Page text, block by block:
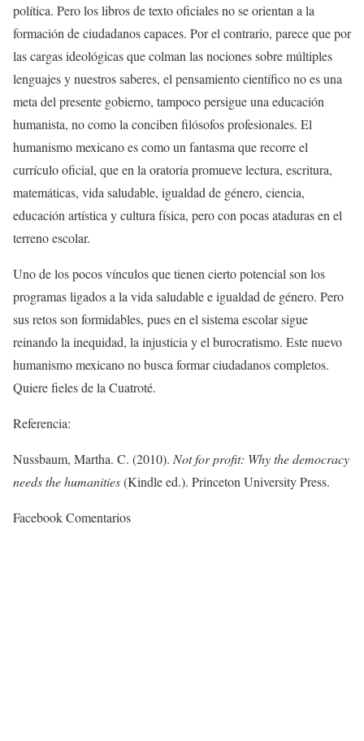
política. Pero los libros de texto oficiales no se orientan a la
formación de ciudadanos capaces. Por el contrario, parece que por
las cargas ideológicas que colman las nociones sobre múltiples
lenguajes y nuestros saberes, el pensamiento científico no es una
meta del presente gobierno, tampoco persigue una educación
humanista, no como la conciben filósofos profesionales. El
humanismo mexicano es como un fantasma que recorre el
currículo oficial, que en la oratoria promueve lectura, escritura,
matemáticas, vida saludable, igualdad de género, ciencia,
educación artística y cultura física, pero con pocas ataduras en el
terreno escolar.
Uno de los pocos vínculos que tienen cierto potencial son los
programas ligados a la vida saludable e igualdad de género. Pero
sus retos son formidables, pues en el sistema escolar sigue
reinando la inequidad, la injusticia y el burocratismo. Este nuevo
humanismo mexicano no busca formar ciudadanos completos.
Quiere fieles de la Cuatroté.
Referencia:
Nussbaum, Martha. C. (2010). Not for profit: Why the democracy
needs the humanities(Kindle ed.). Princeton University Press.
Facebook Comentarios